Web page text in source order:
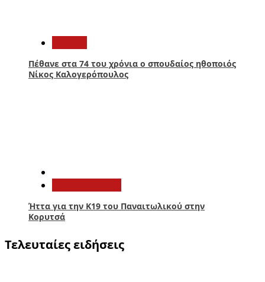
Πέθανε στα 74 του χρόνια ο σπουδαίος ηθοποιός
Νίκος Καλογερόπουλος
Ήττα για την Κ19 του Παναιτωλικού στην
Κορυτσά
Τελευταίες ειδήσεις